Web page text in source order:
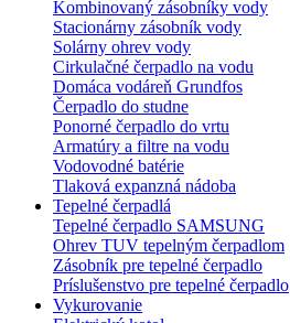
Kombinovaný zásobníky vody
Stacionárny zásobník vody
Solárny ohrev vody
Cirkulačné čerpadlo na vodu
Domáca vodáreň Grundfos
Čerpadlo do studne
Ponorné čerpadlo do vrtu
Armatúry a filtre na vodu
Vodovodné batérie
Tlaková expanzná nádoba
Tepelné čerpadlá
Tepelné čerpadlo SAMSUNG
Ohrev TUV tepelným čerpadlom
Zásobník pre tepelné čerpadlo
Príslušenstvo pre tepelné čerpadlo
Vykurovanie